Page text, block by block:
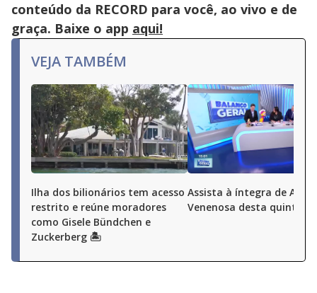
conteúdo da RECORD para você, ao vivo e de
graça. Baixe o app aqui!
VEJA TAMBÉM
Ilha dos bilionários tem acesso
restrito e reúne moradores
como Gisele Bündchen e
Zuckerberg 🏝️
Assista à íntegra de A
Venenosa desta quinta (6)